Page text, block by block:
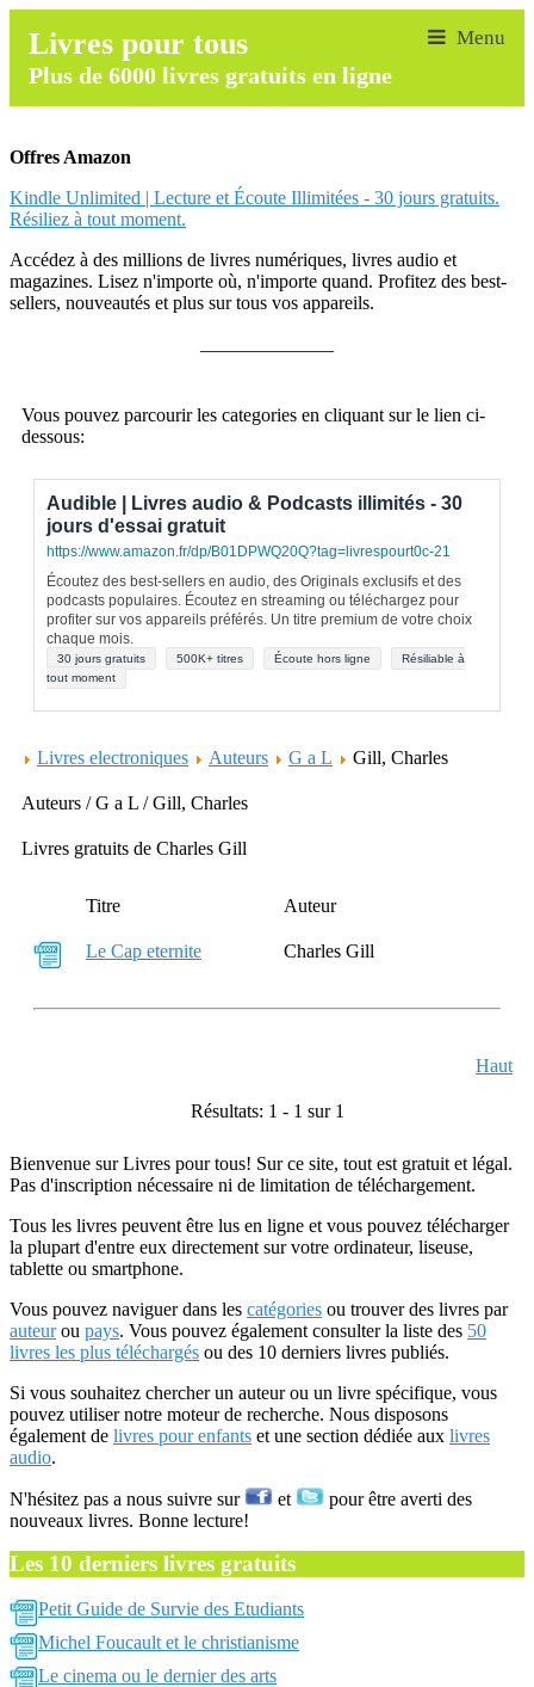
Livres pour tous
Plus de 6000 livres gratuits en ligne
Offres Amazon
Kindle Unlimited | Lecture et Écoute Illimitées - 30 jours gratuits.
Résiliez à tout moment.
Accédez à des millions de livres numériques, livres audio et
magazines. Lisez n'importe où, n'importe quand. Profitez des best-
sellers, nouveautés et plus sur tous vos appareils.
Vous pouvez parcourir les categories en cliquant sur le lien ci-
dessous:
Audible | Livres audio & Podcasts illimités - 30
jours d'essai gratuit
https://www.amazon.fr/dp/B01DPWQ20Q?tag=livrespourt0c-21
Écoutez des best-sellers en audio, des Originals exclusifs et des
podcasts populaires. Écoutez en streaming ou téléchargez pour
profiter sur vos appareils préférés. Un titre premium de votre choix
chaque mois.
30 jours gratuits 500K+ titres Écoute hors ligne
Résiliable à
tout moment
Livres electroniques Auteurs G a L Gill, Charles
Auteurs / G a L / Gill, Charles
Livres gratuits de Charles Gill
Titre Auteur
Le Cap eternite Charles Gill
Haut
Résultats: 1 - 1 sur 1
Bienvenue sur Livres pour tous! Sur ce site, tout est gratuit et légal.
Pas d'inscription nécessaire ni de limitation de téléchargement.
Tous les livres peuvent être lus en ligne et vous pouvez télécharger
la plupart d'entre eux directement sur votre ordinateur, liseuse,
tablette ou smartphone.
Vous pouvez naviguer dans les catégories ou trouver des livres par
auteurou pays. Vous pouvez également consulter la liste des 50
livres les plus téléchargés ou des 10 derniers livres publiés.
Si vous souhaitez chercher un auteur ou un livre spécifique, vous
pouvez utiliser notre moteur de recherche. Nous disposons
également de livres pour enfants et une section dédiée aux livres
audio.
N'hésitez pas a nous suivre sur et
pour être averti des
nouveaux livres. Bonne lecture!
Les 10 derniers livres gratuits
Petit Guide de Survie des Etudiants
Michel Foucault et le christianisme
Le cinema ou le dernier des arts